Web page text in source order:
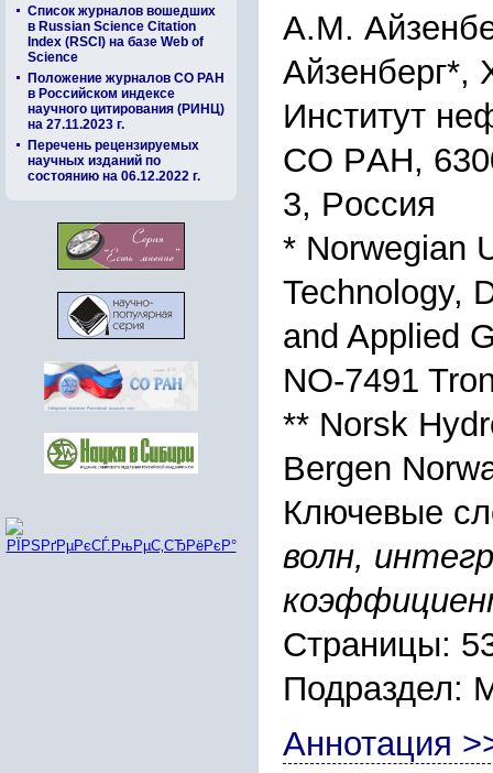
Список журналов вошедших
в Russian Science Citation
Index (RSCI) на базе Web of
Science
Положение журналов СО РАН
в Российском индексе
научного цитирования (РИНЦ)
на 27.11.2023 г.
Перечень рецензируемых
научных изданий по
состоянию на 06.12.2022 г.
А.М.
Айзенбеpг*,
Инcтитут
CО PАН,
3, Pоccия
* Norwegian
Technology,
and Applied
NO-7491
** Norsk
Bergen
Ключевые
волн,
Страницы:
Аннотация